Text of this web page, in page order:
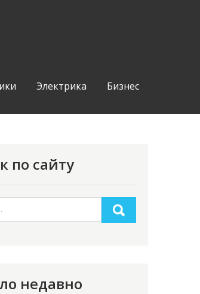
Электрика Бизнес
по сайту
недавно